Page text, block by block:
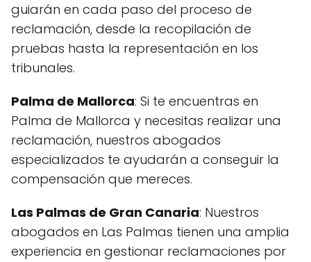
guiarán en cada paso del proceso de
reclamación, desde la recopilación de
pruebas hasta la representación en los
tribunales.
Palma de Mallorca: Si te encuentras en
Palma de Mallorca y necesitas realizar una
reclamación, nuestros abogados
especializados te ayudarán a conseguir la
compensación que mereces.
Las Palmas de Gran Canaria: Nuestros
abogados en Las Palmas tienen una amplia
experiencia en gestionar reclamaciones por